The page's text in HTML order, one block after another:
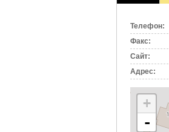
(активная
Телефон:
Факс:
Сайт:
Адрес:
+
-